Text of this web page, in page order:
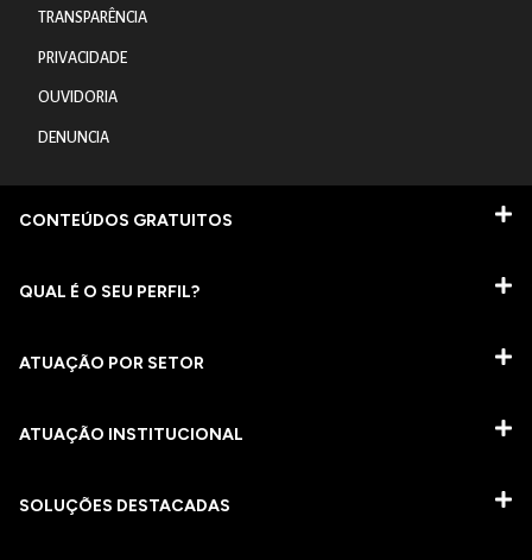
TRANSPARÊNCIA
PRIVACIDADE
OUVIDORIA
DENUNCIA
CONTEÚDOS GRATUITOS
QUAL É O SEU PERFIL?
ATUAÇÃO POR SETOR
ATUAÇÃO INSTITUCIONAL
SOLUÇÕES DESTACADAS